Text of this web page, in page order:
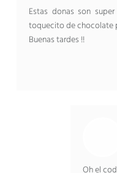
Estas donas son
toquecito de chocolate
Buenas tardes !!
Oh el